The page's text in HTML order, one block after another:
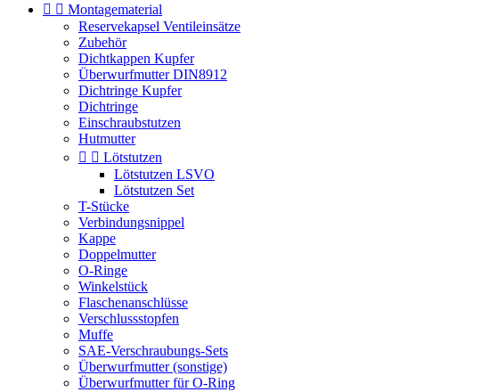
  Montagematerial
Reservekapsel Ventileinsätze
Zubehör
Dichtkappen Kupfer
Überwurfmutter DIN8912
Dichtringe Kupfer
Dichtringe
Einschraubstutzen
Hutmutter
  Lötstutzen
Lötstutzen LSVO
Lötstutzen Set
T-Stücke
Verbindungsnippel
Kappe
Doppelmutter
O-Ringe
Winkelstück
Flaschenanschlüsse
Verschlussstopfen
Muffe
SAE-Verschraubungs-Sets
Überwurfmutter (sonstige)
Überwurfmutter für O-Ring